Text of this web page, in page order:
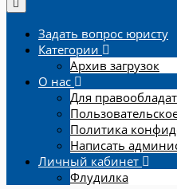
Задать вопрос юристу
Категории
Архив загрузок
О нас
Для
Политика
Написать
Личный кабинет
Флудилка